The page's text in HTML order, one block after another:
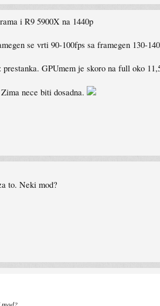
i R9 5900X na 1440p
se vrti 90-100fps sa framegen 130-
GPUmem je skoro na full oko
nece biti dosadna.
to. Neki mod?